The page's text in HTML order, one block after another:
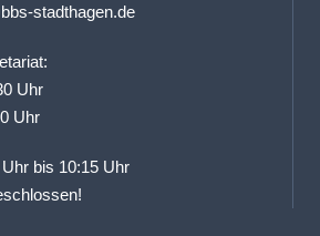
stadthagen.de
Uhr
Uhr
bis 10:15 Uhr